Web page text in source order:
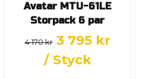
Avatar MTU-61LE
Storpack 6 par
4 170 kr 3 795 kr
/ Styck